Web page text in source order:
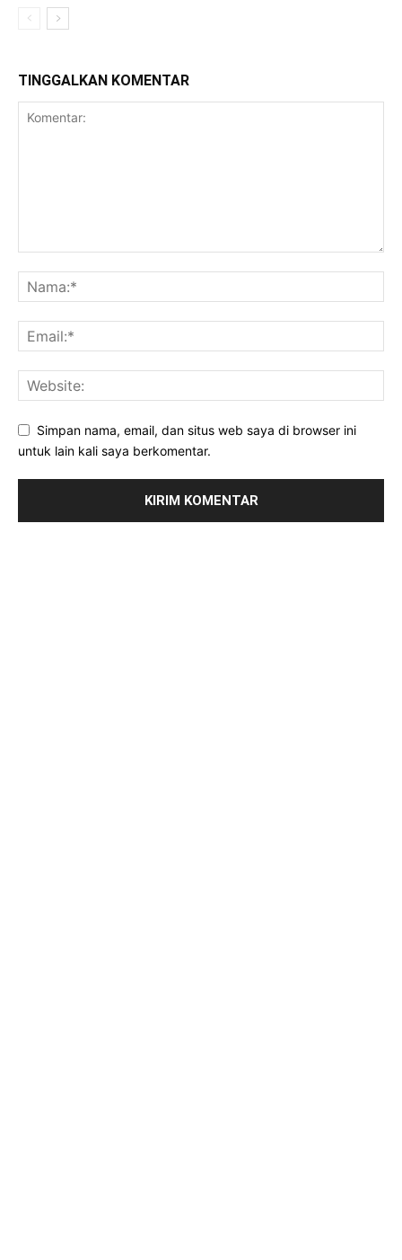
TINGGALKAN KOMENTAR
Simpan nama, email, dan situs web saya di browser ini
untuk lain kali saya berkomentar.